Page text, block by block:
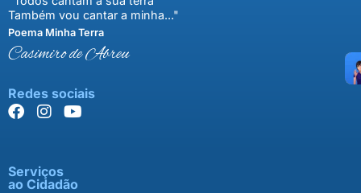
Também vou cantar a minha..."
Poema Minha Terra
Casimiro de Abreu
Redes sociais
Serviços
ao Cidadão